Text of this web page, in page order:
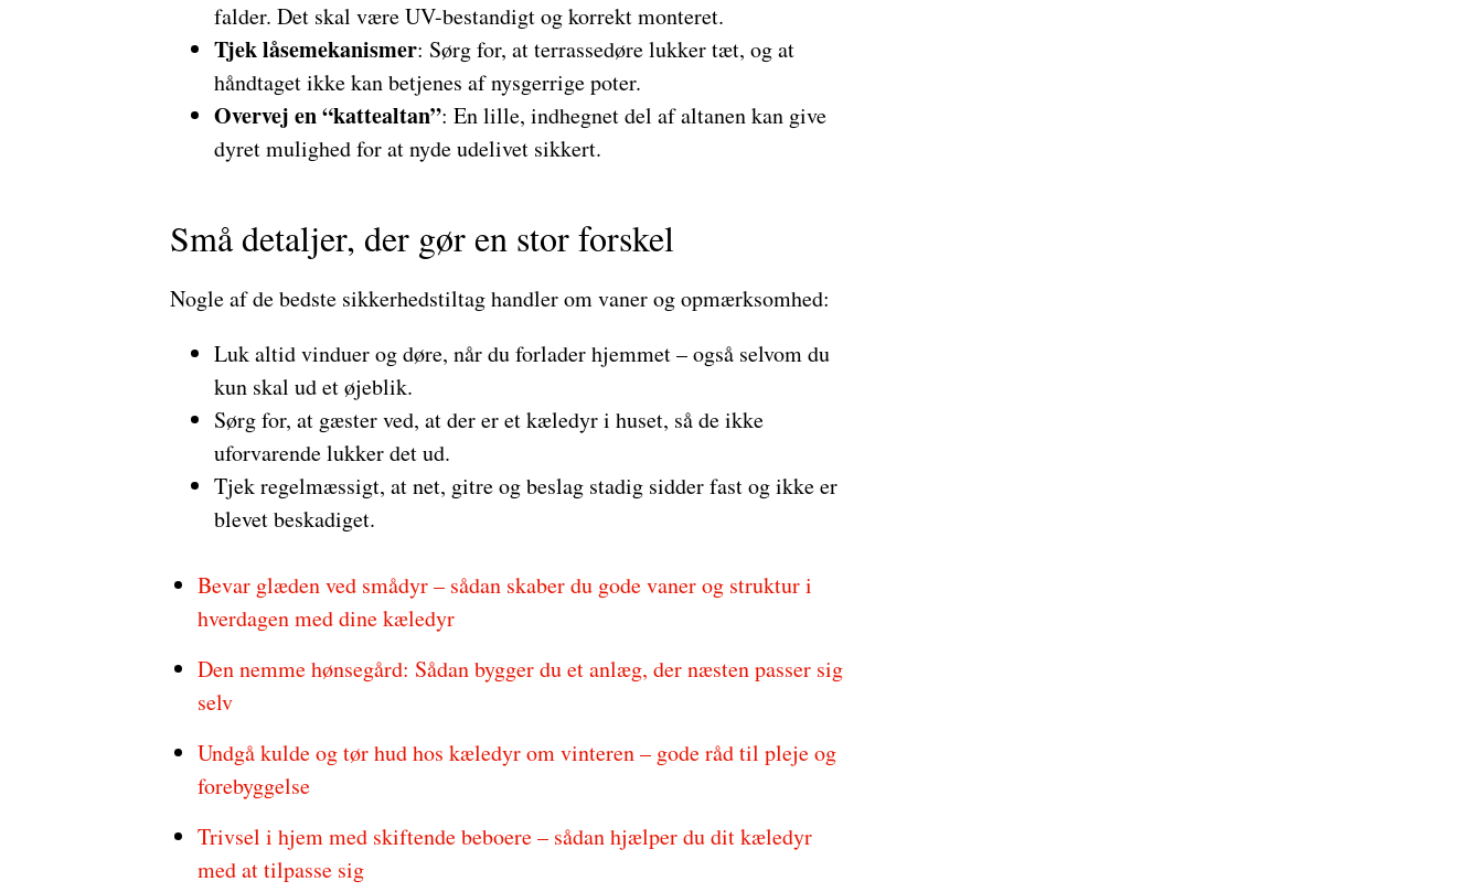
falder. Det skal være UV-bestandigt og korrekt monteret.
Tjek låsemekanismer: Sørg for, at terrassedøre lukker tæt, og at
håndtaget ikke kan betjenes af nysgerrige poter.
Overvej en “kattealtan”: En lille, indhegnet del af altanen kan give
dyret mulighed for at nyde udelivet sikkert.
Små detaljer, der gør en stor forskel
Nogle af de bedste sikkerhedstiltag handler om vaner og opmærksomhed:
Luk altid vinduer og døre, når du forlader hjemmet – også selvom du
kun skal ud et øjeblik.
Sørg for, at gæster ved, at der er et kæledyr i huset, så de ikke
uforvarende lukker det ud.
Tjek regelmæssigt, at net, gitre og beslag stadig sidder fast og ikke er
blevet beskadiget.
Bevar glæden ved smådyr – sådan skaber du gode vaner og struktur i
hverdagen med dine kæledyr
Den nemme hønsegård: Sådan bygger du et anlæg, der næsten passer sig
selv
Undgå kulde og tør hud hos kæledyr om vinteren – gode råd til pleje og
forebyggelse
Trivsel i hjem med skiftende beboere – sådan hjælper du dit kæledyr
med at tilpasse sig